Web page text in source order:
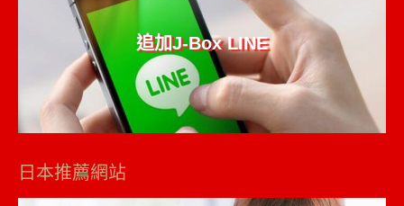
追加J-Box LINE
日本推薦網站